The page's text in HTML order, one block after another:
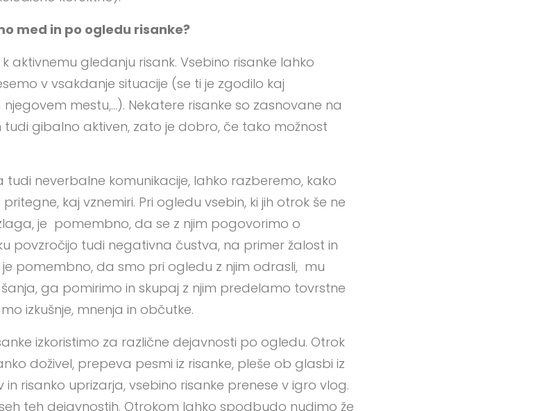
med in po ogledu risanke?
gledanju risank. Vsebino risanke lahko
v vsakdanje situacije (se ti je zgodilo kaj
mestu,…). Nekatere risanke so zasnovane na
gibalno aktiven, zato je dobro, če tako možnost
neverbalne komunikacije, lahko razberemo, kako
kaj vznemiri. Pri ogledu vsebin, ki jih otrok še ne
je pomembno, da se z njim pogovorimo o
povzročijo tudi negativna čustva, na primer žalost in
je pomembno, da smo pri ogledu z njim odrasli, mu
ga pomirimo in skupaj z njim predelamo tovrstne
izkušnje, mnenja in občutke.
izkoristimo za različne dejavnosti po ogledu. Otrok
doživel, prepeva pesmi iz risanke, pleše ob glasbi iz
in risanko uprizarja, vsebino risanke prenese v igro vlog.
teh dejavnostih. Otrokom lahko spodbudo nudimo že